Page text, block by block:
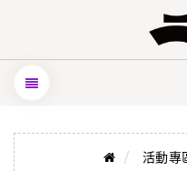
活動專